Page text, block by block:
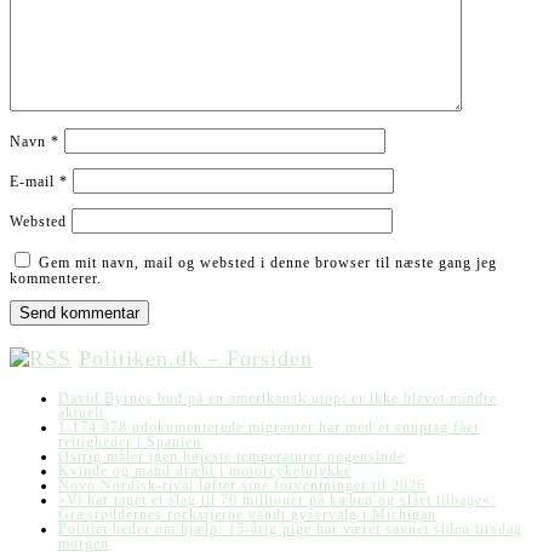
Navn *
E-mail *
Websted
Gem mit navn, mail og websted i denne browser til næste gang jeg
kommenterer.
Politiken.dk – Forsiden
David Byrnes bud på en amerikansk utopi er ikke blevet mindre
aktuelt
1.174.978 udokumenterede migranter har med et snuptag fået
rettigheder i Spanien
Østrig måler igen højeste temperaturer nogensinde
Kvinde og mand dræbt i motorcykelulykke
Novo Nordisk-rival løfter sine forventninger til 2026
»Vi har taget et slag til 70 millioner på kæben og slået tilbage«:
Græsrøddernes rockstjerne vandt gyservalg i Michigan
Politiet beder om hjælp: 15-årig pige har været savnet siden tirsdag
morgen